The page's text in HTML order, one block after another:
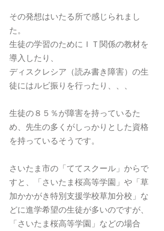
その発想はいたる所で感じられまし
た。
生徒の学習のためにＩＴ関係の教材を
導入したり、
ディスクレシア（読み書き障害）の生
徒にはルビ振りを行ったり、、、
生徒の８５％が障害を持っているた
め、先生の多くがしっかりとした資格
を持っているそうです。
さいたま市の「ててスクール」からで
すと、「さいたま桜高等学園」や「草
加かかがき特別支援学校草加分校」な
どに進学希望の生徒が多いのですが、
「さいたま桜高等学園」などの場合